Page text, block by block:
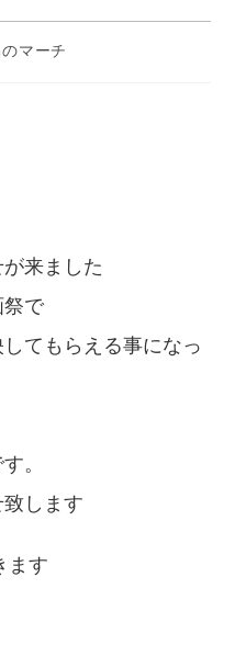
マーチ
来ました
で
てもらえる事になっ
。
します
ます